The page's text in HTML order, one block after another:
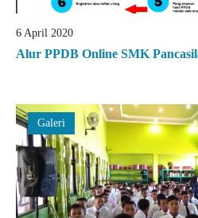
6 April 2020
Alur PPDB Online SMK
Galeri